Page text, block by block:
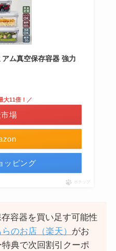
アム真空保存容器 強力
大11倍！／
場
ッピング
ポチップ
容器を買い足す可能性
らのお店（楽天） がお
典で次回割引クーポ